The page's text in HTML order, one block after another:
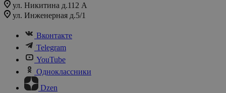
ул. Никитина д.112 А
ул. Инженерная д.5/1
Вконтакте
Telegram
YouTube
Одноклассники
Dzen